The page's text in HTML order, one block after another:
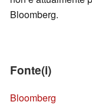
Bloomberg.
Fonte(i)
Bloomberg